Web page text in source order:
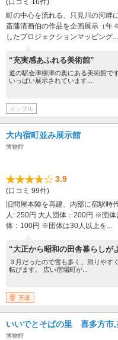
(口コミ 16件)
町の中心を流れる、只見川の河畔
斎藤清画伯の作品を企画展示（年
したプロジェクションマッピング...
“充実感あふれる美術館”
道の駅会津柳津の奥にある美術館で
いっぱい展示されています...
カップル
大内宿町並み展示館
博物館
3.9
(口コミ 99件)
旧問屋本陣を再建、内部に宿駅時
人: 250円 大人団体：200円 ※団
体：100円 ※団体は30人以上を...
“大正から昭和の田舎暮らしが
３月だったので雪も多く、滑りやす
転びます。 広い宿場町が...
王道
いいでとそばの里 喜多方市
博物館